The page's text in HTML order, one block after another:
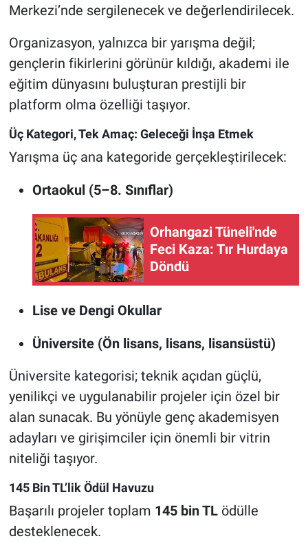
Merkezi’nde sergilenecek ve değerlendirilecek.
Organizasyon, yalnızca bir yarışma değil;
gençlerin fikirlerini görünür kıldığı, akademi ile
eğitim dünyasını buluşturan prestijli bir
platform olma özelliği taşıyor.
Üç Kategori, Tek Amaç: Geleceği İnşa Etmek
Yarışma üç ana kategoride gerçekleştirilecek:
Ortaokul (5–8. Sınıflar)
Orhangazi Tüneli'nde
Feci Kaza: Tır Hurdaya
Döndü
Lise ve Dengi Okullar
Üniversite (Ön lisans, lisans, lisansüstü)
Üniversite kategorisi; teknik açıdan güçlü,
yenilikçi ve uygulanabilir projeler için özel bir
alan sunacak. Bu yönüyle genç akademisyen
adayları ve girişimciler için önemli bir vitrin
niteliği taşıyor.
145 Bin TL’lik Ödül Havuzu
Başarılı projeler toplam 145 bin TLödülle
desteklenecek.